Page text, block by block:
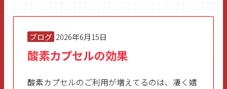
ブログ 2026年6月15日
酸素カプセルの効果
酸素カプセルのご利用が増えてるのは、凄く嬉